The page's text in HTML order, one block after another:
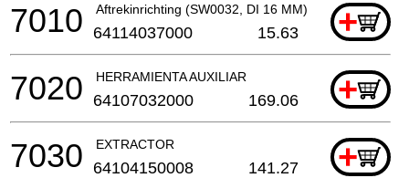
Aftrekinrichting (SW0032, DI 16 MM) +
7010 64114037000 15.63
HERRAMIENTA AUXILIAR +
7020 64107032000 169.06
EXTRACTOR +
7030 64104150008 141.27